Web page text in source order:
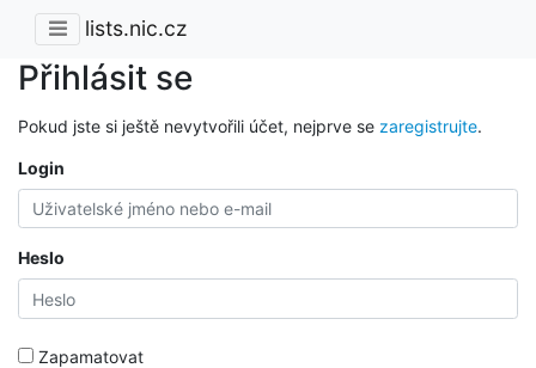
lists.nic.cz
Přihlásit se
Pokud jste si ještě nevytvořili účet, nejprve se zaregistrujte.
Login
Heslo
Zapamatovat